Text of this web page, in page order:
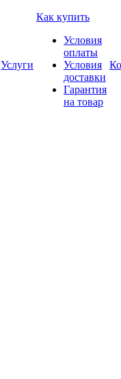
Услуги
Как купить
Условия
оплаты
Условия
доставки
Гарантия
на товар